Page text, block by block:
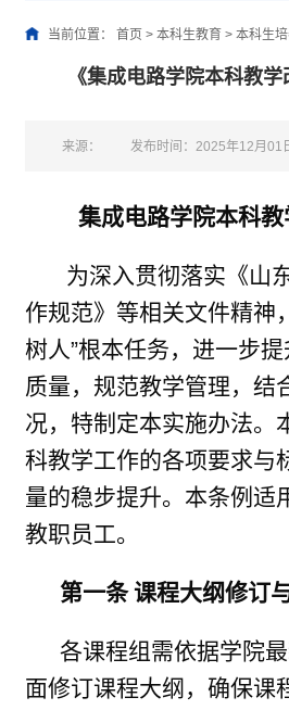
当前位置： 首页 > 本科生教育 > 本科生
《集成电路学院本科教学
来源： 发布时间：2025年12月01
集成电路学院本科
为深入贯彻落实《山
作规范》等相关文件精神
树人”根本任务，进一步
质量，规范教学管理，结
况，特制定本实施办法。
科教学工作的各项要求与
量的稳步提升。本条例适
教职员工。
第一条 课程大纲修订
各课程组需依据学院
面修订课程大纲，确保课